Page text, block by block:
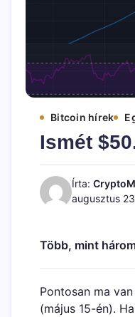
Bitcoin hírek
Ismét
Írta:
augusztus
Több, mint
Pontosan ma
(május 15-én).